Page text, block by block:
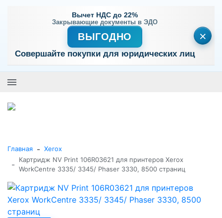
Вычет НДС до 22%
Закрывающие документы в ЭДО
ВЫГОДНО
Совершайте покупки для юридических лиц
×
Главная - Xerox
-
Картридж NV Print 106R03621 для принтеров Xerox
WorkCentre 3335/ 3345/ Phaser 3330, 8500 страниц